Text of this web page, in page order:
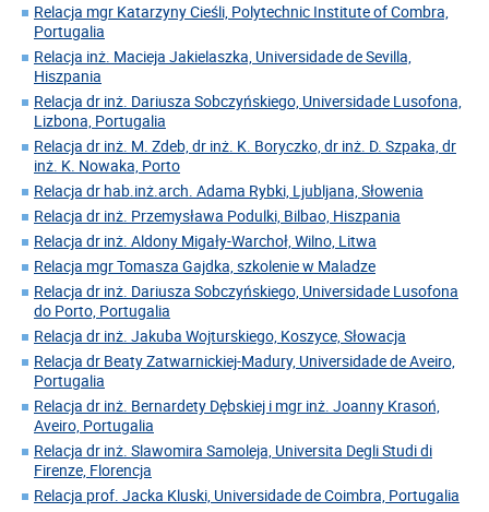
Relacja mgr Katarzyny Cieśli, Polytechnic Institute of Combra,
Portugalia
Relacja inż. Macieja Jakielaszka, Universidade de Sevilla,
Hiszpania
Relacja dr inż. Dariusza Sobczyńskiego, Universidade Lusofona,
Lizbona, Portugalia
Relacja dr inż. M. Zdeb, dr inż. K. Boryczko, dr inż. D. Szpaka, dr
inż. K. Nowaka, Porto
Relacja dr hab.inż.arch. Adama Rybki, Ljubljana, Słowenia
Relacja dr inż. Przemysława Podulki, Bilbao, Hiszpania
Relacja dr inż. Aldony Migały-Warchoł, Wilno, Litwa
Relacja mgr Tomasza Gajdka, szkolenie w Maladze
Relacja dr inż. Dariusza Sobczyńskiego, Universidade Lusofona
do Porto, Portugalia
Relacja dr inż. Jakuba Wojturskiego, Koszyce, Słowacja
Relacja dr Beaty Zatwarnickiej-Madury, Universidade de Aveiro,
Portugalia
Relacja dr inż. Bernardety Dębskiej i mgr inż. Joanny Krasoń,
Aveiro, Portugalia
Relacja dr inż. Slawomira Samoleja, Universita Degli Studi di
Firenze, Florencja
Relacja prof. Jacka Kluski, Universidade de Coimbra, Portugalia